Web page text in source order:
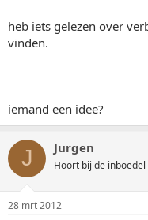
heb iets gelezen over
vinden.
iemand een idee?
J Jurgen
Hoort bij de inboedel
28 mrt 2012